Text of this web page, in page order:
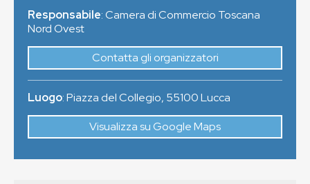
Responsabile: Camera di Commercio Toscana
Nord Ovest
Contatta gli organizzatori
Luogo:Piazza del Collegio, 55100Lucca
Visualizza su Google Maps